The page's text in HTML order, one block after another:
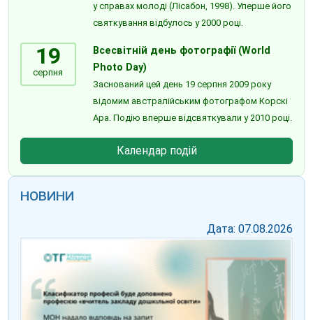
у справах молоді (Лісабон, 1998). Уперше його
святкування відбулось у 2000 році.
19
серпня
Всесвітній день фотографії (World
Photo Day)
Заснований цей день 19 серпня 2009 року
відомим австралійським фотографом Корскі
Ара. Подію вперше відсвяткували у 2010 році.
Календар подій
НОВИНИ
Дата: 07.08.2026